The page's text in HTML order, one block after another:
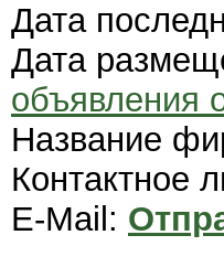
Дата
Дата
объявления
Название
Контактное
E-Mail: